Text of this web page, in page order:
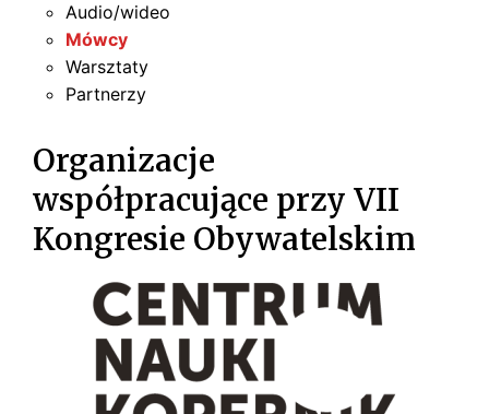
Audio/wideo
Mówcy
Warsztaty
Partnerzy
Organizacje
współpracujące przy VII
Kongresie Obywatelskim